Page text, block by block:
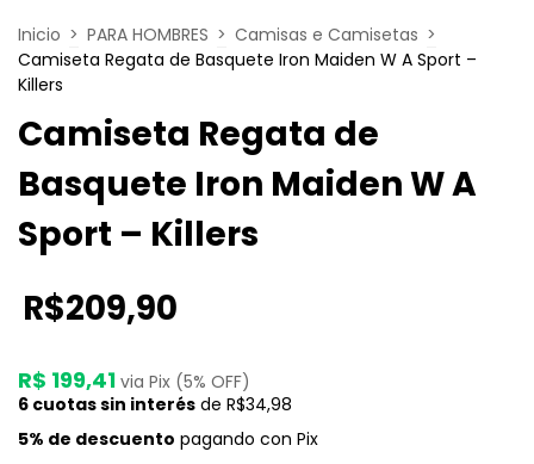
Inicio > PARA HOMBRES > Camisas e Camisetas >
Camiseta Regata de Basquete Iron Maiden W A Sport –
Killers
Camiseta Regata de
Basquete Iron Maiden W A
Sport – Killers
R$209,90
R$ 199,41 via Pix (5% OFF)
6 cuotas sin interés de R$34,98
5% de descuento pagando con Pix